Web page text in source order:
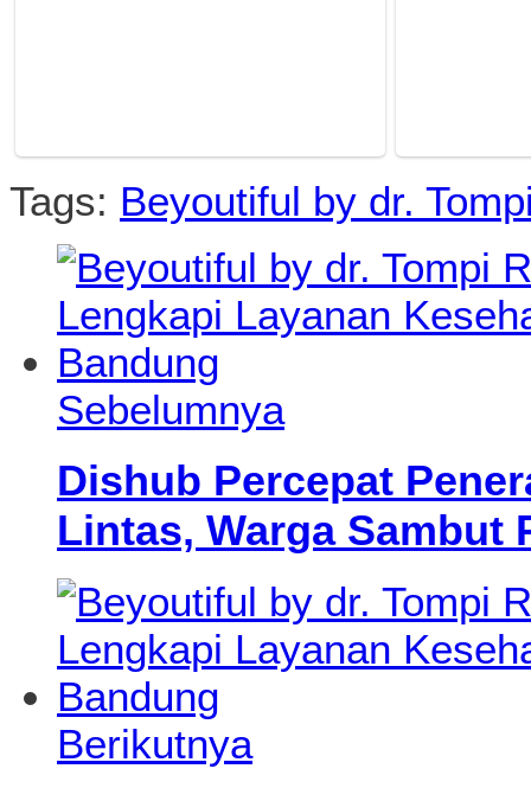
Tags: Beyoutiful by dr.
Sebelumnya
Dishub Percepat
Lintas, Warga Sambut
Berikutnya